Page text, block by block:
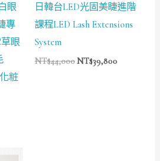
眼
專
眼
粧
日韓台LED光固美睫進階
課程LED Lash Extensions
System
NT$44,000NT$39,800